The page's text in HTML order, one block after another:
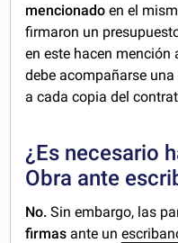
mencionado en el
firmaron un
en este hacen mención
debe acompañarse
a cada copia del
¿Es necesario
Obra ante
No. Sin embargo, las
firmas ante un